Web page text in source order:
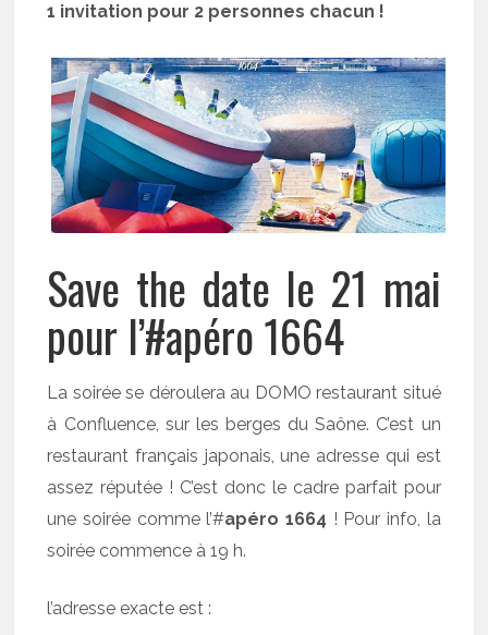
1 invitation pour 2 personnes chacun !
Save the date le 21 mai
pour l’#apéro 1664
La soirée se déroulera au DOMO restaurant situé
à Confluence, sur les berges du Saône. C’est un
restaurant français japonais, une adresse qui est
assez réputée ! C’est donc le cadre parfait pour
une soirée comme l’#apéro 1664 ! Pour info, la
soirée commence à 19 h.
l’adresse exacte est :